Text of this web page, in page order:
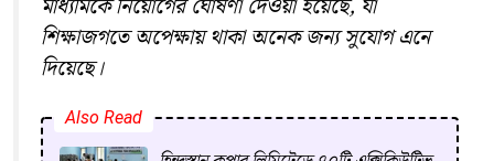
মাধ্যমিকে নিয়োগের ঘোষণা দেওয়া হয়েছে, যা
শিক্ষাজগতে অপেক্ষায় থাকা অনেক জন্য সুযোগ এনে
দিয়েছে।
Also Read